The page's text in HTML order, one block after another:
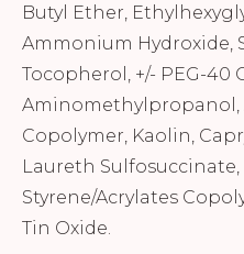
Butyl Ether,
Ammonium Hydroxide,
Tocopherol, +/- PEG-40
Aminomethylpropanol,
Copolymer, Kaolin,
Laureth Sulfosuccinate,
Styrene/Acrylates
Tin Oxide.